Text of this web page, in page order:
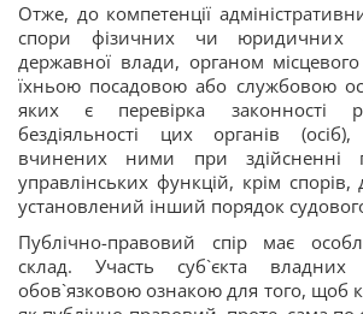
Отже, до компетенції
спори фізичних чи юридичних
державної влади, органом
їхньою посадовою або службовою
яких є перевірка законності
бездіяльності цих органів
вчинених ними при здійсненні
управлінських функцій, крім
установлений інший порядок
Публічно-правовий спір має
склад. Участь суб`єкта
обов`язковою ознакою для того, щоб